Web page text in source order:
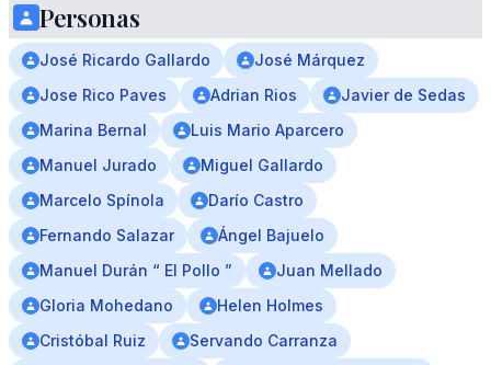
Personas
José Ricardo Gallardo
José Márquez
Jose Rico Paves
Adrian Rios
Javier de Sedas
Marina Bernal
Luis Mario Aparcero
Manuel Jurado
Miguel Gallardo
Marcelo Spínola
Darío Castro
Fernando Salazar
Ángel Bajuelo
Manuel Durán “ El Pollo ”
Juan Mellado
Gloria Mohedano
Helen Holmes
Cristóbal Ruiz
Servando Carranza